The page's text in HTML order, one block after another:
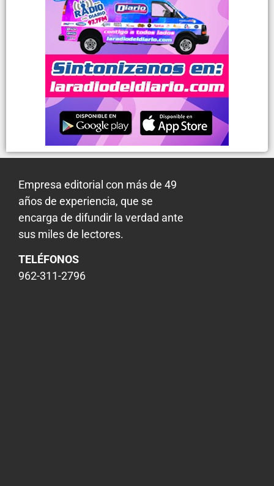
Empresa editorial con más de 49
años de experiencia, que se
encarga de difundir la verdad ante
sus miles de lectores.
TELÉFONOS
962-311-2796